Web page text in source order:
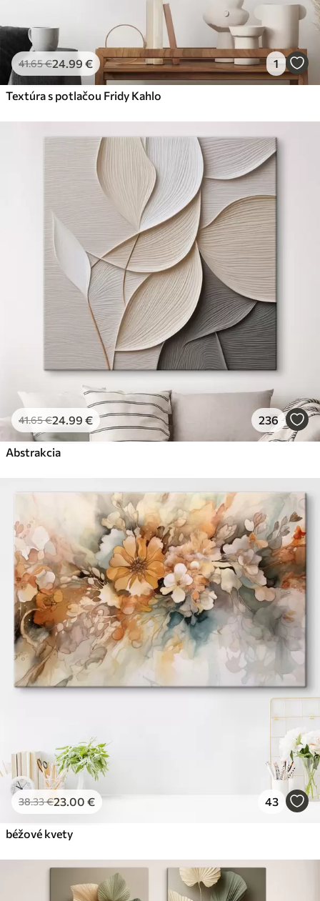
41.65€24.99 € 1
Textúra s potlačou Fridy Kahlo
41.65€24.99 € 236
Abstrakcia
38.33€23.00 € 43
béžové kvety